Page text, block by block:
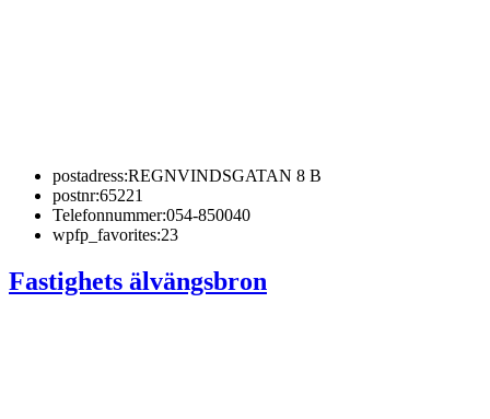
postadress:REGNVINDSGATAN 8 B
postnr:65221
Telefonnummer:054-850040
wpfp_favorites:23
Fastighets älvängsbron